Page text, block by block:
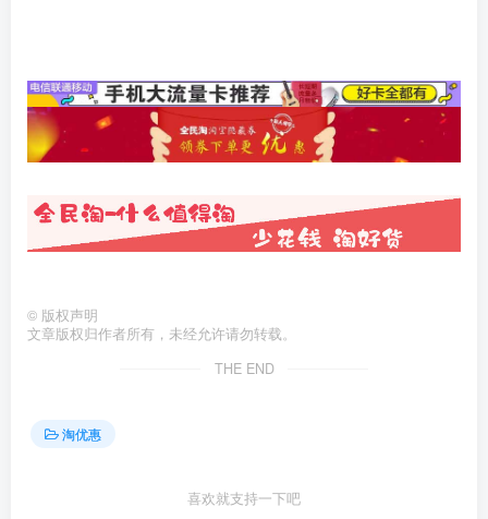
© 版权声明
文章版权归作者所有，未经允许请勿转载。
THE END
淘优惠
喜欢就支持一下吧